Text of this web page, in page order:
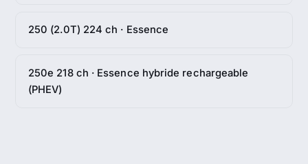
250 (2.0T) 224 ch · Essence
250e 218 ch · Essence hybride rechargeable
(PHEV)